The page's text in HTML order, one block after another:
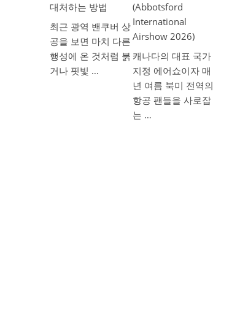
대처하는 방법
최근 광역 밴쿠버 상
공을 보면 마치 다른
행성에 온 것처럼 붉
거나 핏빛 …
(Abbotsford
International
Airshow 2026)
캐나다의 대표 국가
지정 에어쇼이자 매
년 여름 북미 전역의
항공 팬들을 사로잡
는 …